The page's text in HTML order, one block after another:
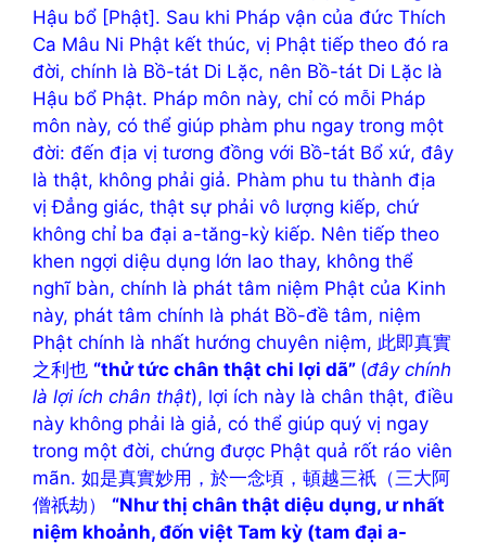
Hậu bổ [Phật]. Sau khi Pháp vận của đức Thích
Ca Mâu Ni Phật kết thúc, vị Phật tiếp theo đó ra
đời, chính là Bồ-tát Di Lặc, nên Bồ-tát Di Lặc là
Hậu bổ Phật. Pháp môn này, chỉ có mỗi Pháp
môn này, có thể giúp phàm phu ngay trong một
đời: đến địa vị tương đồng với Bồ-tát Bổ xứ, đây
là thật, không phải giả. Phàm phu tu thành địa
vị Đẳng giác, thật sự phải vô lượng kiếp, chứ
không chỉ ba đại a-tăng-kỳ kiếp. Nên tiếp theo
khen ngợi diệu dụng lớn lao thay, không thể
nghĩ bàn, chính là phát tâm niệm Phật của Kinh
này, phát tâm chính là phát Bồ-đề tâm, niệm
Phật chính là nhất hướng chuyên niệm, 此即真實
之利也 “thử tức chân thật chi lợi dã” (đây chính
là lợi ích chân thật), lợi ích này là chân thật, điều
này không phải là giả, có thể giúp quý vị ngay
trong một đời, chứng được Phật quả rốt ráo viên
mãn. 如是真實妙用，於一念頃，頓越三祇（三大阿
僧祇劫） “Như thị chân thật diệu dụng, ư nhất
niệm khoảnh, đốn việt Tam kỳ (tam đại a-